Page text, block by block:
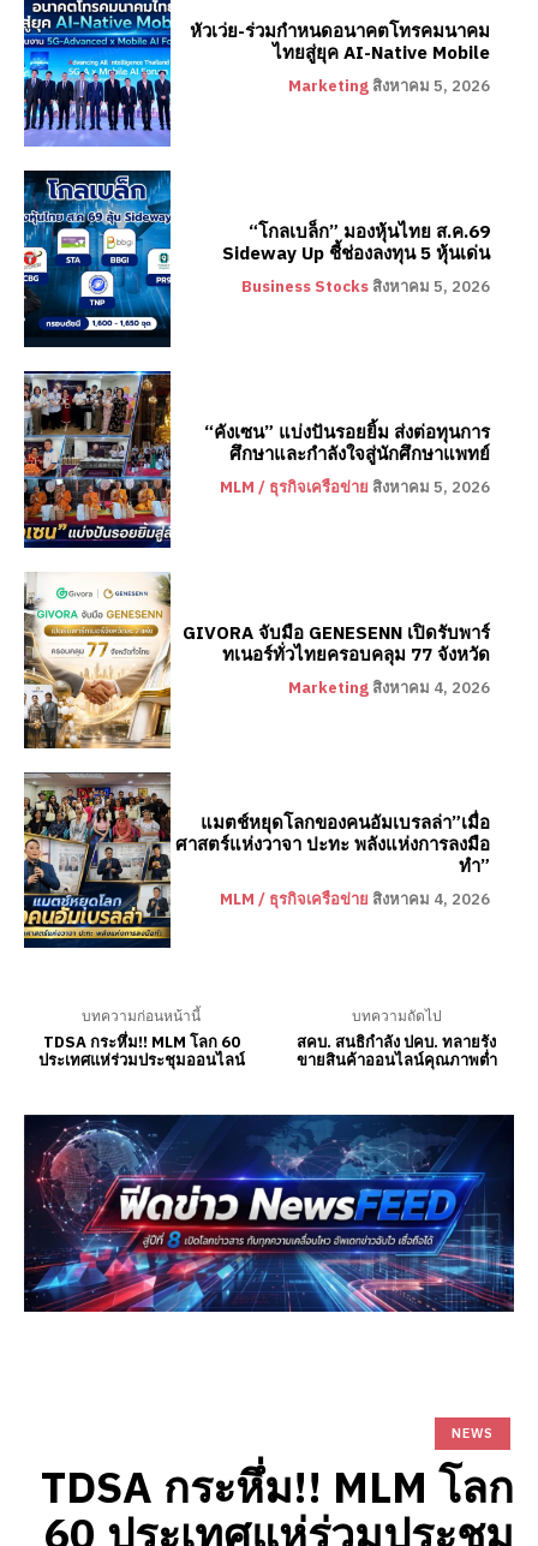
หัวเว่ย-ร่วมกำหนดอนาคตโทรคมนาคม
ไทยสู่ยุค AI-Native Mobile
Marketing สิงหาคม 5, 2026
“โกลเบล็ก” มองหุ้นไทย ส.ค.69
Sideway Up ชี้ช่องลงทุน 5 หุ้นเด่น
Business Stocks สิงหาคม 5, 2026
“คังเซน” แบ่งปันรอยยิ้ม ส่งต่อทุนการ
ศึกษาและกำลังใจสู่นักศึกษาแพทย์
MLM / ธุรกิจเครือข่าย สิงหาคม 5, 2026
GIVORA จับมือ GENESENN เปิดรับพาร์
ทเนอร์ทั่วไทยครอบคลุม 77 จังหวัด
Marketing สิงหาคม 4, 2026
แมตช์หยุดโลกของคนอัมเบรลล่า”เมื่อ
ศาสตร์แห่งวาจา ปะทะ พลังแห่งการลงมือ
ทำ”
MLM / ธุรกิจเครือข่าย สิงหาคม 4, 2026
บทความก่อนหน้านี้
TDSA กระหึ่ม!! MLM โลก 60
ประเทศแห่ร่วมประชุมออนไลน์
บทความถัดไป
สคบ. สนธิกำลัง ปคบ. ทลายรัง
ขายสินค้าออนไลน์คุณภาพต่ำ